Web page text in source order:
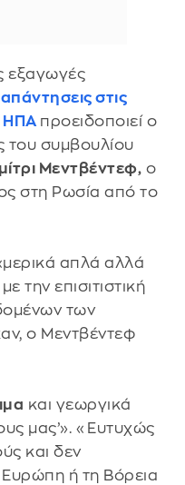
εξαγωγές
στις
ΗΠΑ προειδοποιεί ο
συμβουλίου
Μεντβέντεφ, ο
στη Ρωσία από το
απλά αλλά
την επισιτιστική
των
ο Μεντβέντεφ
και γεωργικά
μας’». «Ευτυχώς
και δεν
ή τη Βόρεια